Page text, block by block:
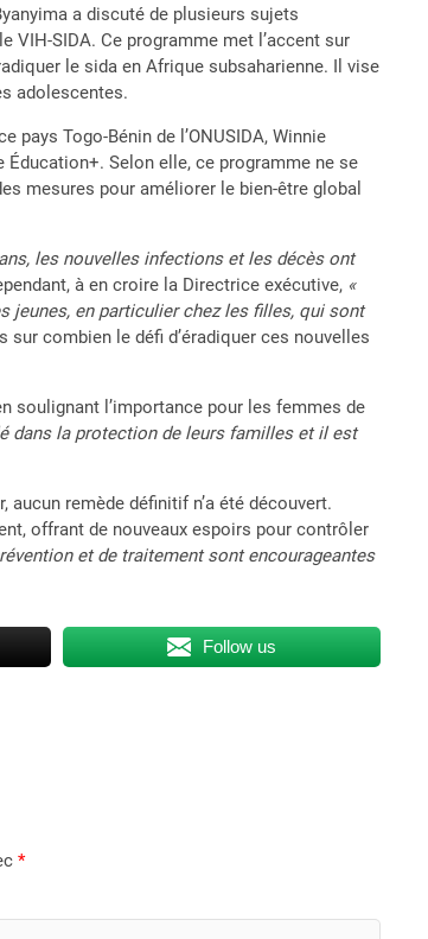
a discuté de plusieurs sujets
VIH-SIDA. Ce programme met l’accent sur
le sida en Afrique subsaharienne. Il vise
adolescentes.
pays Togo-Bénin de l’ONUSIDA, Winnie
Selon elle, ce programme ne se
mesures pour améliorer le bien-être global
les nouvelles infections et les décès ont
à en croire la Directrice exécutive, «
jeunes, en particulier chez les filles, qui sont
combien le défi d’éradiquer ces nouvelles
soulignant l’importance pour les femmes de
dans la protection de leurs familles et il est
remède définitif n’a été découvert.
offrant de nouveaux espoirs pour contrôler
et de traitement sont encourageantes
Follow us
*